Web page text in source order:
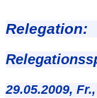
Relegation:
29.05.2009,